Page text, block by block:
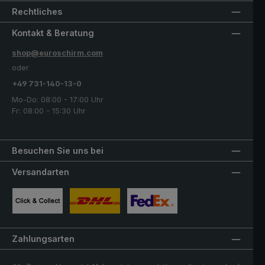
Rechtliches
Besuchen Sie uns bei
Kontakt & Beratung
shop@euroschirm.com
oder
+49 731-140-13-0
Mo-Do: 08:00 - 17:00 Uhr
Fr: 08:00 - 15:30 Uhr
Versandarten
Zahlungsarten